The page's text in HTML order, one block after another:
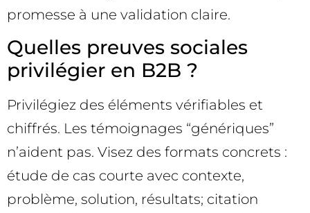
promesse à une validation claire.
Quelles preuves sociales
privilégier en B2B ?
Privilégiez des éléments vérifiables et
chiffrés. Les témoignages “génériques”
n’aident pas. Visez des formats concrets :
étude de cas courte avec contexte,
problème, solution, résultats; citation